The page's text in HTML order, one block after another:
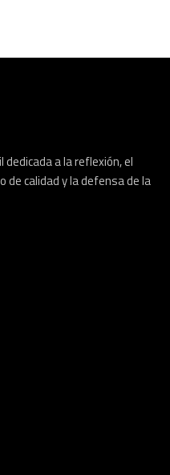
dedicada a la reflexión, el
de calidad y la defensa de la